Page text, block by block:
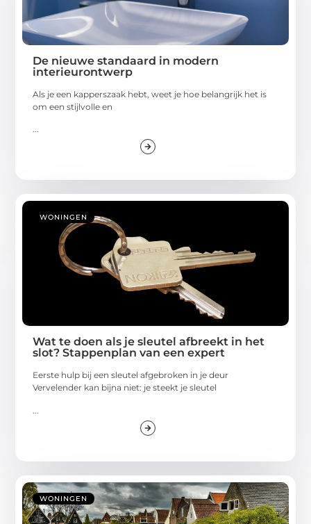
De nieuwe standaard in modern
interieurontwerp
Als je een kapperszaak hebt, weet je hoe belangrijk het is
om een stijlvolle en
...
WONINGEN
Wat te doen als je sleutel afbreekt in het
slot? Stappenplan van een expert
Eerste hulp bij een sleutel afgebroken in je deur
Vervelender kan bijna niet: je steekt je sleutel
WONINGEN